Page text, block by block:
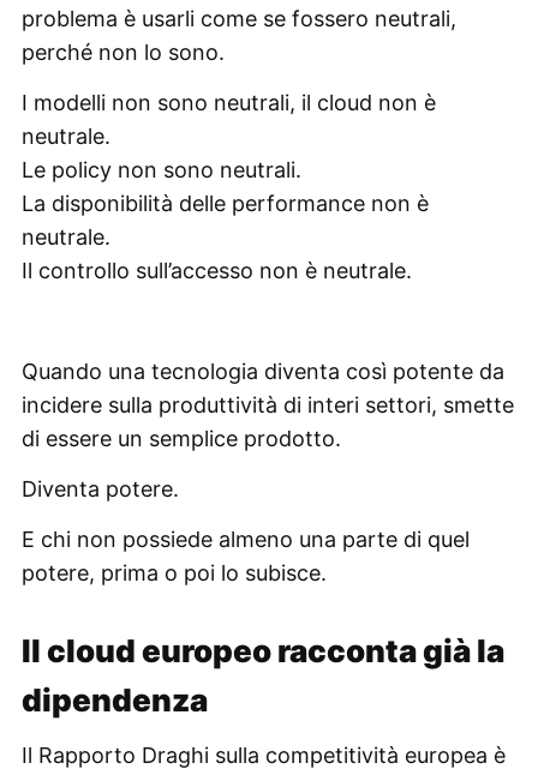
problema è usarli come se fossero neutrali,
perché non lo sono.
I modelli non sono neutrali, il cloud non è
neutrale.
Le policy non sono neutrali.
La disponibilità delle performance non è
neutrale.
Il controllo sull’accesso non è neutrale.
Quando una tecnologia diventa così potente da
incidere sulla produttività di interi settori, smette
di essere un semplice prodotto.
Diventa potere.
E chi non possiede almeno una parte di quel
potere, prima o poi lo subisce.
Il cloud europeo racconta già la
dipendenza
Il Rapporto Draghi sulla competitività europea è